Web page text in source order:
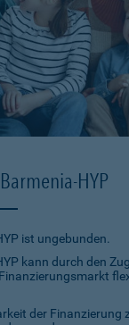
HYP
ist ungebunden.
kann durch den
der Finanzierung